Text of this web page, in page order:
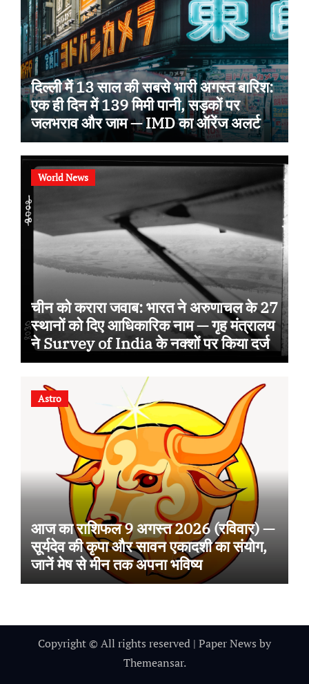
दिल्ली में 13 साल की सबसे भारी अगस्त बारिश:
एक ही दिन में 139 मिमी पानी, सड़कों पर
जलभराव और जाम — IMD का ऑरेंज अलर्ट
World News
चीन को करारा जवाब: भारत ने अरुणाचल के 27
स्थानों को दिए आधिकारिक नाम — गृह मंत्रालय
ने Survey of India के नक्शों पर किया दर्ज
Astro
आज का राशिफल 9 अगस्त 2026 (रविवार) —
सूर्यदेव की कृपा और सावन एकादशी का संयोग,
जानें मेष से मीन तक अपना भविष्य
Copyright © All rights reserved | Paper News by
Themeansar.